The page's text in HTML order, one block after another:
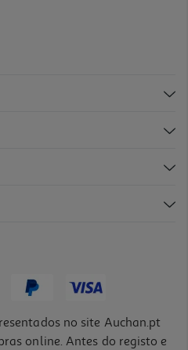
no site Auchan.pt
online. Antes do registo e